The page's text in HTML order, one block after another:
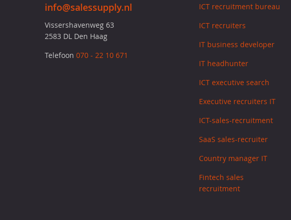
info@salessupply.nl
Vissershavenweg 63
2583 DL Den Haag
Telefoon 070 - 22 10 671
ICT recruitment bureau
ICT recruiters
IT business developer
IT headhunter
ICT executive search
Executive recruiters IT
ICT-sales-recruitment
SaaS sales-recruiter
Country manager IT
Fintech sales
recruitment